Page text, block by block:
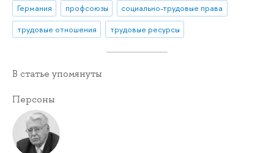
Германия
профсоюзы
социально-трудовые права
трудовые отношения
трудовые ресурсы
В статье упомянуты
Персоны